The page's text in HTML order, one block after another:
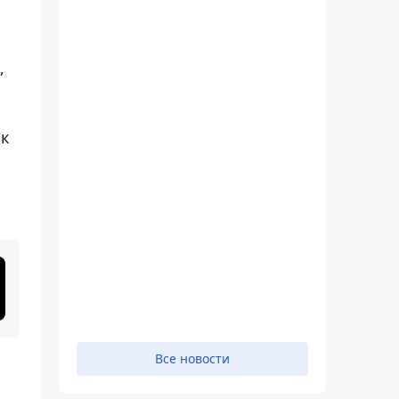
Все новости